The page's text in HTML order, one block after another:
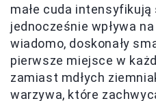
małe cuda intensyfikują
jednocześnie wpływa
wiadomo, doskonały
pierwsze miejsce w
zamiast mdłych
warzywa, które